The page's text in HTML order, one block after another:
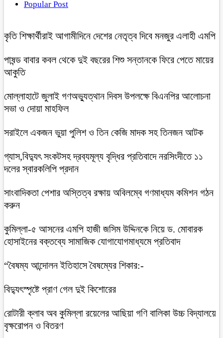
Popular Post
কৃতি শিক্ষার্থীরাই আগামীদিনে দেশের নেতৃত্ব দিবে মনজুর এলাহী এমপি
পাষন্ড বাবার কবল থেকে দুই বছরের শিশু সন্তানকে ফিরে পেতে মায়ের
আকুতি
মোল্লাহাটে জুলাই গণঅভ্যুত্থান দিবস উপলক্ষে বিএনপির আলোচনা
সভা ও দোয়া মাহফিল
সরাইলে একজন ভুয়া পুলিশ ও তিন কেজি মাদক সহ তিনজন আটক
গ্যাস,বিদ্যুৎ সংকটসহ দ্রব্যমূল্য বৃদ্ধির প্রতিবাদে নরসিংদীতে ১১
দলের স্বারকলিপি প্রদান
সাংবাদিকতা পেশার অস্তিত্ব রক্ষায় অবিলম্বে গণমাধ্যম কমিশন গঠন
করুন
কুমিল্লা-৫ আসনের এমপি হাজী জসিম উদ্দিনকে নিয়ে ড. মোবারক
হোসাইনের বক্তব্যে সামাজিক যোগাযোগমাধ্যমে প্রতিবাদ
“বৈষম্য আন্দোলন ইতিহাসে বৈষম্যের শিকার:-
বিদ্যুৎস্পৃষ্টে প্রাণ গেল দুই কিশোরের
রোটারী ক্লাব অব কুমিল্লা রয়েলের আছিয়া গণি বালিকা উচ্চ বিদ্যালয়ে
বৃক্ষরোপন ও বিতরণ